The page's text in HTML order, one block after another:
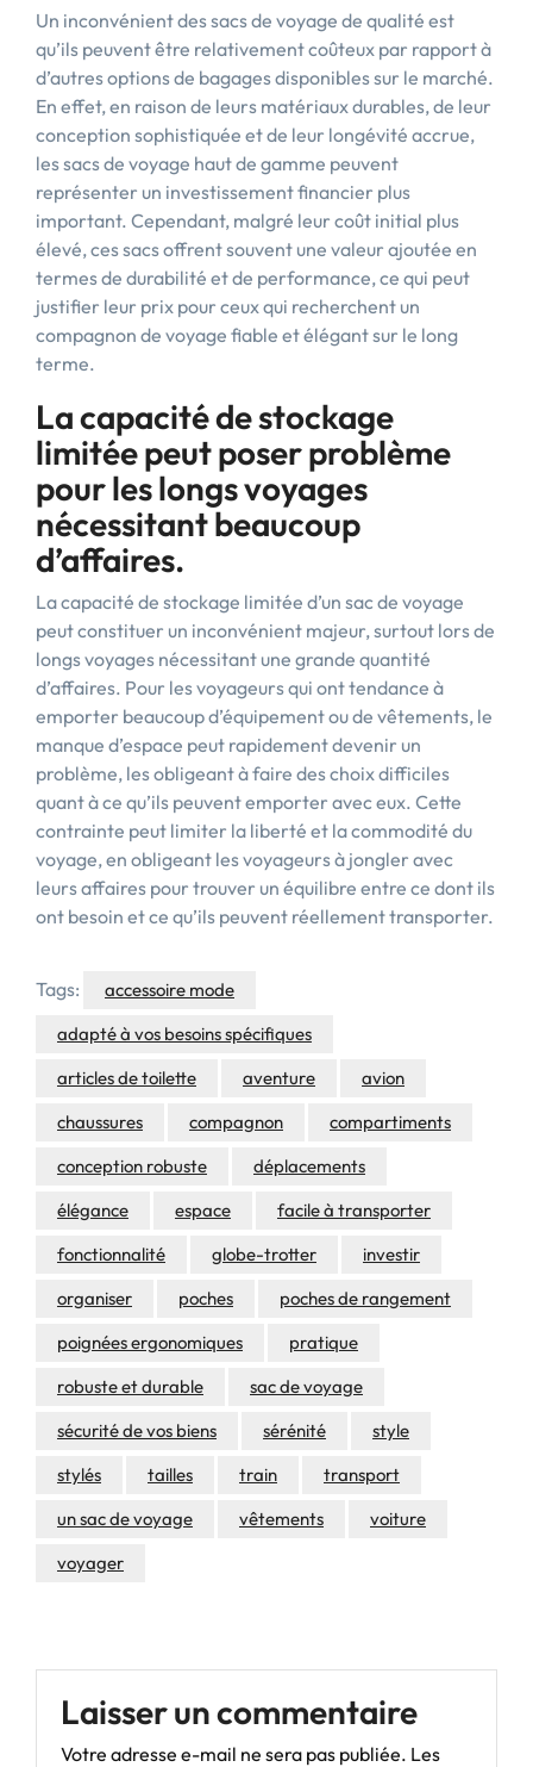
Un inconvénient des sacs de voyage de qualité est
qu’ils peuvent être relativement coûteux par rapport à
d’autres options de bagages disponibles sur le marché.
En effet, en raison de leurs matériaux durables, de leur
conception sophistiquée et de leur longévité accrue,
les sacs de voyage haut de gamme peuvent
représenter un investissement financier plus
important. Cependant, malgré leur coût initial plus
élevé, ces sacs offrent souvent une valeur ajoutée en
termes de durabilité et de performance, ce qui peut
justifier leur prix pour ceux qui recherchent un
compagnon de voyage fiable et élégant sur le long
terme.
La capacité de stockage
limitée peut poser problème
pour les longs voyages
nécessitant beaucoup
d’affaires.
La capacité de stockage limitée d’un sac de voyage
peut constituer un inconvénient majeur, surtout lors de
longs voyages nécessitant une grande quantité
d’affaires. Pour les voyageurs qui ont tendance à
emporter beaucoup d’équipement ou de vêtements, le
manque d’espace peut rapidement devenir un
problème, les obligeant à faire des choix difficiles
quant à ce qu’ils peuvent emporter avec eux. Cette
contrainte peut limiter la liberté et la commodité du
voyage, en obligeant les voyageurs à jongler avec
leurs affaires pour trouver un équilibre entre ce dont ils
ont besoin et ce qu’ils peuvent réellement transporter.
Tags:
accessoire mode
adapté à vos besoins spécifiques
articles de toilette
aventure
avion
chaussures
compagnon
compartiments
conception robuste
déplacements
élégance
espace
facile à transporter
fonctionnalité
globe-trotter
investir
organiser
poches
poches de rangement
poignées ergonomiques
pratique
robuste et durable
sac de voyage
sécurité de vos biens
sérénité
style
stylés
tailles train
transport
un sac de voyage
vêtements
voiture
voyager
Laisser un commentaire
Votre adresse e-mail ne sera pas publiée. Les